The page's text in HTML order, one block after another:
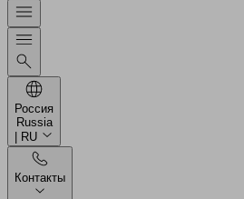
Россия
Russia
| RU
Контакты